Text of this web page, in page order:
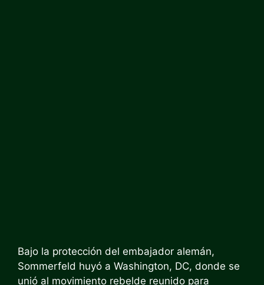
Bajo la protección del embajador alemán,
Sommerfeld huyó a Washington, DC, donde se
unió al movimiento rebelde reunido para